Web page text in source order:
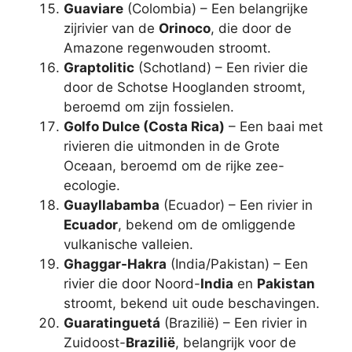
Guaviare (Colombia) – Een belangrijke
zijrivier van de Orinoco, die door de
Amazone regenwouden stroomt.
Graptolitic (Schotland) – Een rivier die
door de Schotse Hooglanden stroomt,
beroemd om zijn fossielen.
Golfo Dulce (Costa Rica) – Een baai met
rivieren die uitmonden in de Grote
Oceaan, beroemd om de rijke zee-
ecologie.
Guayllabamba (Ecuador) – Een rivier in
Ecuador, bekend om de omliggende
vulkanische valleien.
Ghaggar-Hakra (India/Pakistan) – Een
rivier die door Noord-India en Pakistan
stroomt, bekend uit oude beschavingen.
Guaratinguetá (Brazilië) – Een rivier in
Zuidoost-Brazilië, belangrijk voor de